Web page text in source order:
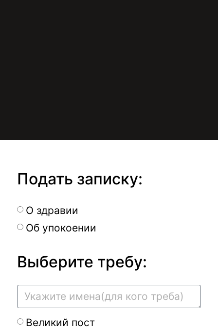
Подать записку:
О здравии
Об упокоении
Выберите требу:
Великий пост